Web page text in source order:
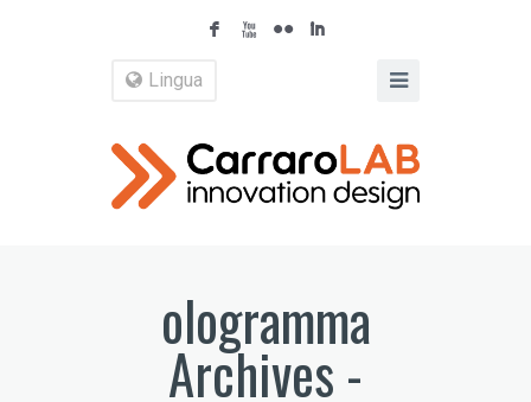
F X N I
Lingua
ologramma
Archives -